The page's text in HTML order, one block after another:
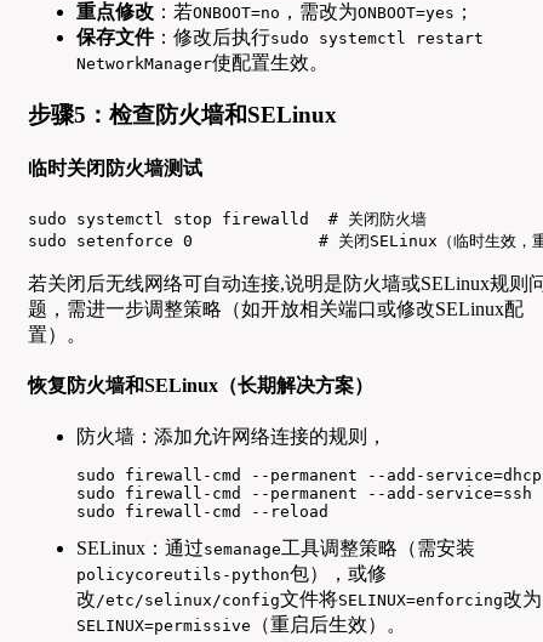
重点修改 ：若ONBOOT=no ，需改为ONBOOT=yes ；
保存文件：修改后执行sudo systemctl restart
NetworkManager使配置生效。
步骤5：检查防火墙和SELinux
临时关闭防火墙测试
sudo systemctl stop firewalld  # 关闭防火墙
sudo setenforce 0             # 关闭SELinux（临时生效，重
若关闭后无线网络可自动连接,说明是防火墙或SELinux规则
题，需进一步调整策略（如开放相关端口或修改SELinux配
置）。
恢复防火墙和SELinux（长期解决方案）
防火墙：添加允许网络连接的规则，
sudo firewall-cmd --permanent --add-service=dhcp
sudo firewall-cmd --permanent --add-service=ssh
sudo firewall-cmd --reload
SELinux：通过semanage工具调整策略（需安装
policycoreutils-python包），或修
改/etc/selinux/config文件将SELINUX=enforcing改为
SELINUX=permissive （重启后生效）。